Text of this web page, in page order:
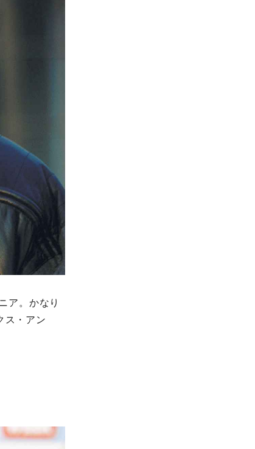
ア。かなり
ス・アン